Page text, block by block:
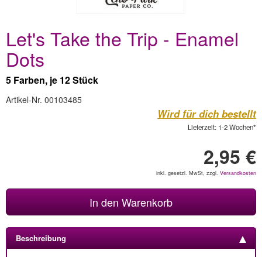
Let's Take the Trip - Enamel
Dots
5 Farben, je 12 Stück
Artikel-Nr. 00103485
Wird für dich bestellt
Lieferzeit: 1-2 Wochen*
2,95 €
inkl. gesetzl. MwSt, zzgl. Versandkosten
In den Warenkorb
Beschreibung